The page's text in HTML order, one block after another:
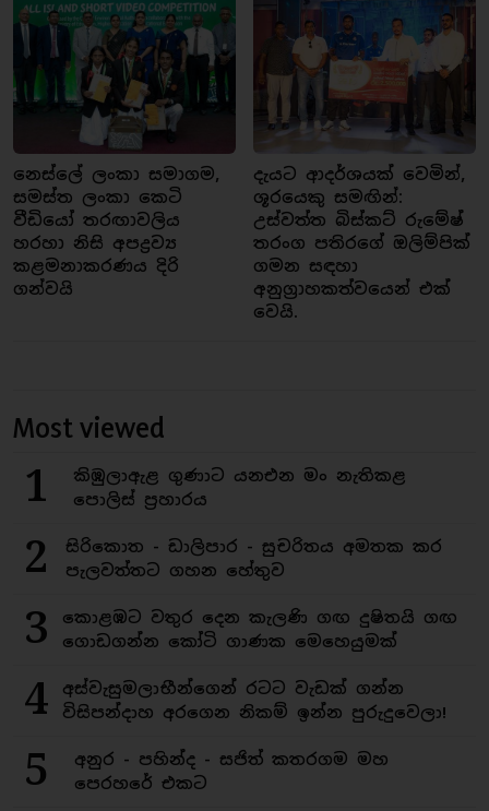
නෙස්ලේ ලංකා සමාගම,
සමස්ත ලංකා කෙටි
වීඩියෝ තරඟාවලිය
හරහා නිසි අපද්‍රව්‍ය
කළමනාකරණය දිරි
ගන්වයි
දැයට ආදර්ශයක් වෙමින්,
ශූරයෙකු සමඟින්:
උස්වත්ත බිස්කට් රුමේෂ්
තරංග පතිරගේ ඔලිම්පික්
ගමන සඳහා
අනුග්‍රාහකත්වයෙන් එක්
වෙයි.
Most viewed
1
කිඹුලාඇළ ගුණාට යනඑන මං නැතිකළ
පොලිස් ප්‍රහාරය
2
සිරිකොත - ඩාලිපාර - සුචරිතය අමතක කර
පැලවත්තට ගහන හේතුව
3
කොළඹට වතුර දෙන කැලණි ගඟ දුෂිතයි ගඟ
ගොඩගන්න කෝටි ගාණක මෙහෙයුමක්
4
අස්වැසුමලාභීන්ගෙන් රටට වැඩක් ගන්න
විසිපන්දාහ අරගෙන නිකම් ඉන්න පුරුදුවෙලා!
5
අනුර - පහින්ද - සජිත් කතරගම මහ
පෙරහරේ එකට